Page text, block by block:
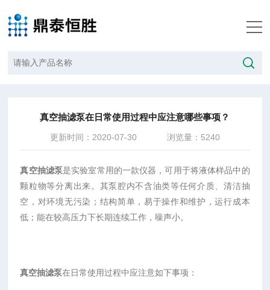
真空抽滤泵在日常使用过程中应注意哪些事项？
更新时间：2020-07-30 浏览量：5240
真空抽滤泵是实验室常用的一款仪器，可用于将液体样品中的
颗粒物等分离出来。其泵腔内不含油类等任何介质、清洁抽
空，对环境无污染；结构简单，易于操作和维护，运行成本
低；能在较高压力下长期连续工作，噪声小。
真空抽滤泵在日常使用过程中应注意如下事项：